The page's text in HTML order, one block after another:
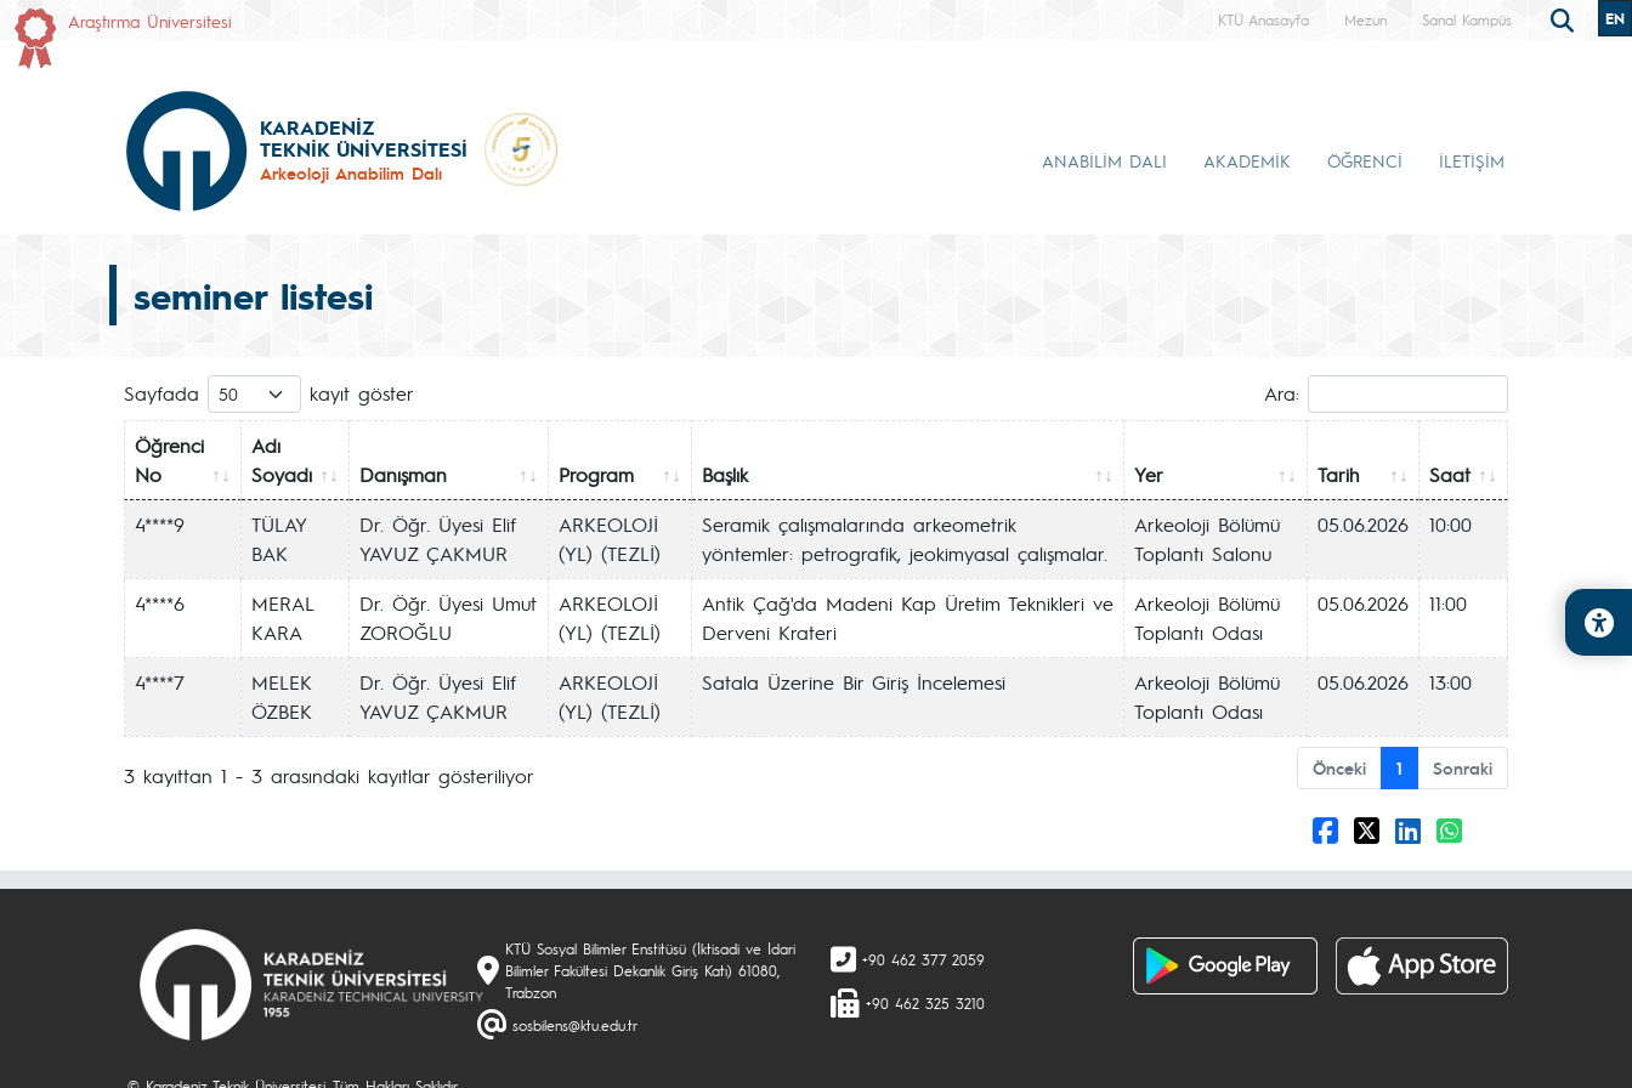
Araştırma Üniversitesi KTÜ Anasayfa Mezun Sanal Kampüs EN
KARADENİZ
TEKNİK ÜNİVERSİTESİ
Arkeoloji Anabilim Dalı
ANABİLİM DALI AKADEMİK ÖĞRENCİ İLETİŞİM
seminer listesi
Sayfada kayıt göster Ara:
Öğrenci
No
Adı
Soyadı
Danışman Program Başlık Yer Tarih
Saat
4****9
TÜLAY
BAK
Dr. Öğr. Üyesi Elif
YAVUZ ÇAKMUR
ARKEOLOJİ
(YL) (TEZLİ)
Seramik çalışmalarında arkeometrik
yöntemler: petrografik, jeokimyasal çalışmalar.
Arkeoloji Bölümü
Toplantı Salonu
05.06.2026 10:00
4****6
MERAL
KARA
Dr. Öğr. Üyesi Umut
ZOROĞLU
ARKEOLOJİ
(YL) (TEZLİ)
Antik Çağ'da Madeni Kap Üretim Teknikleri ve
Derveni Krateri
Arkeoloji Bölümü
Toplantı Odası
05.06.2026 11:00
4****7
MELEK
ÖZBEK
Dr. Öğr. Üyesi Elif
YAVUZ ÇAKMUR
ARKEOLOJİ
(YL) (TEZLİ)
Satala Üzerine Bir Giriş İncelemesi
Arkeoloji Bölümü
Toplantı Odası
05.06.2026 13:00
3 kayıttan 1 - 3 arasındaki kayıtlar gösteriliyor Önceki 1 Sonraki
KTÜ Sosyal Bilimler Enstitüsü (İktisadi ve İdari
Bilimler Fakültesi Dekanlık Giriş Katı) 61080,
Trabzon
sosbilens@ktu.edu.tr
+90 462 377 2059
+90 462 325 3210